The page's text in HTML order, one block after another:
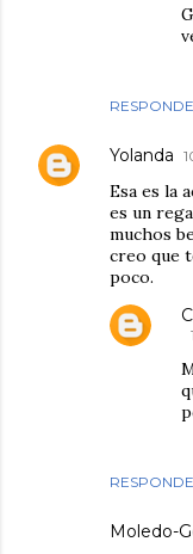
Yolanda
Esa es la
es un
muchos
creo que
poco.
Moledo-